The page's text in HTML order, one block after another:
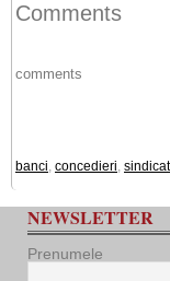
Comments
comments
banci, concedieri,
NEWSLETTER
Prenumele